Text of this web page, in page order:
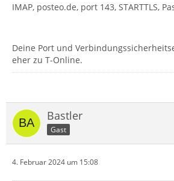
IMAP, posteo.de, port 143, STARTTLS,
Deine Port und
eher zu T-Online.
Bastler
Gast
4. Februar 2024 um 15:08